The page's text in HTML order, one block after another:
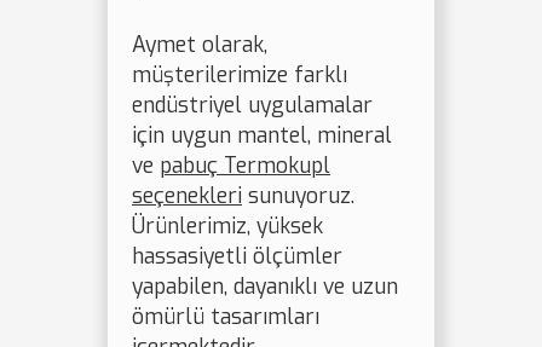
Aymet olarak,
müşterilerimize farklı
endüstriyel uygulamalar
için uygun mantel, mineral
ve pabuç Termokupl
seçenekleri sunuyoruz.
Ürünlerimiz, yüksek
hassasiyetli ölçümler
yapabilen, dayanıklı ve uzun
ömürlü tasarımları